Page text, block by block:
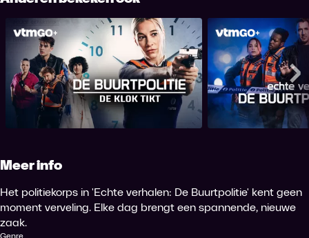
De Buurtpolitie: De Klok Tikt
Echte
Meer info
Het politiekorps in 'Echte verhalen: De Buurtpolitie' kent geen
moment verveling. Elke dag brengt een spannende, nieuwe
zaak.